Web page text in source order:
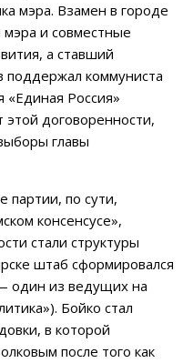
мэра. Взамен в городе
и совместные
а ставший
поддержал коммуниста
«Единая Россия»
договоренности,
главы
партии, по сути,
консенсусе»,
стали структуры
штаб сформировался
один из ведущих на
Бойко стал
в которой
после того как